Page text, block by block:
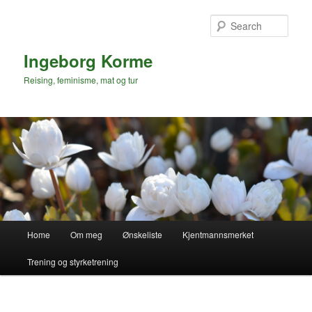
Ingeborg Korme
Reising, feminisme, mat og tur
Home Om meg Ønskeliste Kjentmannsmerket
Trening og styrketrening